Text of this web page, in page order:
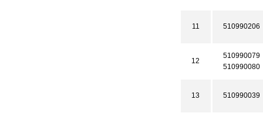
11 510990206
12
510990079
510990080
13 510990039